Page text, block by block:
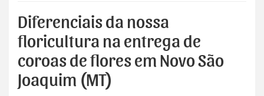
Diferenciais da nossa
floricultura na entrega de
coroas de flores em Novo São
Joaquim (MT)